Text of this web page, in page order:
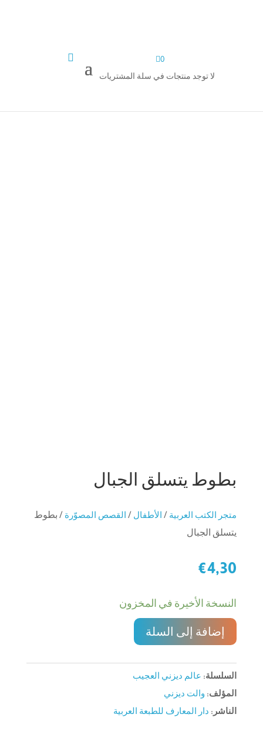
0
لا توجد منتجات في سلة المشتريات

بطوط يتسلق الجبال
متجر الكتب العربية / الأطفال / القصص المصوّرة / بطوط
يتسلق الجبال
€4,30
النسخة الأخيرة في المخزون
إضافة إلى السلة
السلسلة: عالم ديزني العجيب
المؤلف: والت ديزني
الناشر: دار المعارف للطبعة العربية